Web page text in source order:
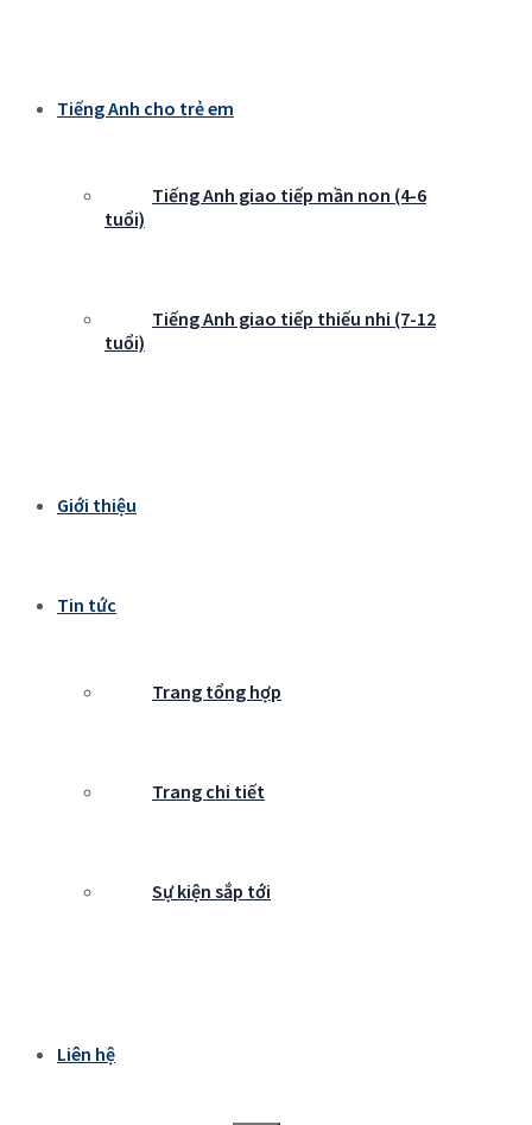
Tiếng Anh cho trẻ em
Tiếng Anh giao tiếp mần non (4-6
tuổi)
Tiếng Anh giao tiếp thiếu nhi (7-12
tuổi)
Giới thiệu
Tin tức
Trang tổng hợp
Trang chi tiết
Sự kiện sắp tới
Liên hệ